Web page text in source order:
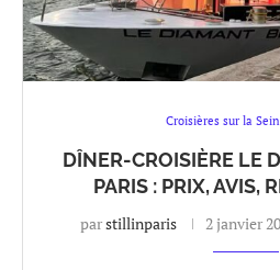
Croisières sur la
DÎNER-CROISIÈRE LE
PARIS : PRIX, AVIS,
parstillinparis 2 janvier